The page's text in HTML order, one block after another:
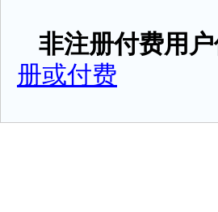
非注册付费用户
册或付费